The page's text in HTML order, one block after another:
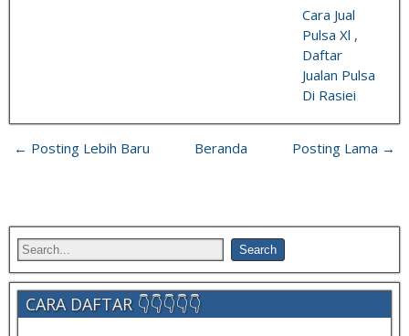
Cara Jual
Pulsa Xl ,
Daftar
Jualan Pulsa
Di Rasiei
← Posting Lebih Baru Posting Lama →
Beranda
CARA DAFTAR 👇👇👇👇👇